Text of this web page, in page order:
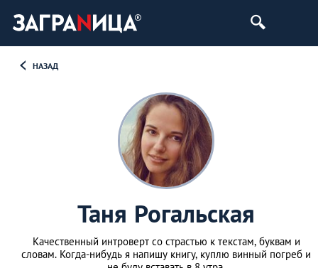
НАЗАД
Таня Рогальская
Качественный интроверт со страстью к текстам, буквам и
словам. Когда-нибудь я напишу книгу, куплю винный погреб и